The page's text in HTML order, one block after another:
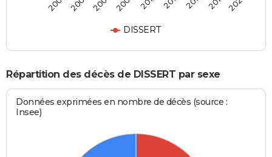
DISSERT
Répartition des décès de DISSERT par sexe
Données exprimées en nombre de décès (source :
Insee)